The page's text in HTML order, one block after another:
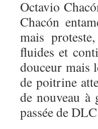
Octavio
Chacón
mais
fluides et
douceur mais
de poitrine
de nouveau
passée de